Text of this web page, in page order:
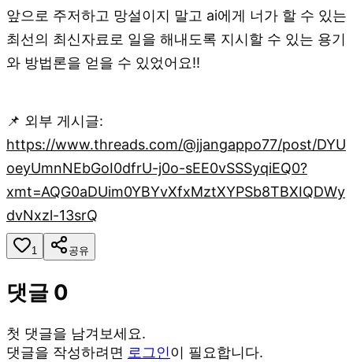
앞으로 주저하고 망설이지 말고 ai에게 너가 할 수 있는
최선의 최신자료로 일을 해내도록 지시할 수 있는 용기
와 방법론을 얻을 수 있었어요!!
📌 외부 게시글:
https://www.threads.com/@jjangappo77/post/DYU
oeyUmnNEbGoI0dfrU-j0o-sEE0vSSSyqiEQ0?
xmt=AQG0aDUim0YBYvXfxMztXYPSb8TBXIQDWy
dvNxzl-13srQ
1 공유
댓글 0
첫 댓글을 남겨보세요.
댓글을 작성하려면 로그인이 필요합니다.